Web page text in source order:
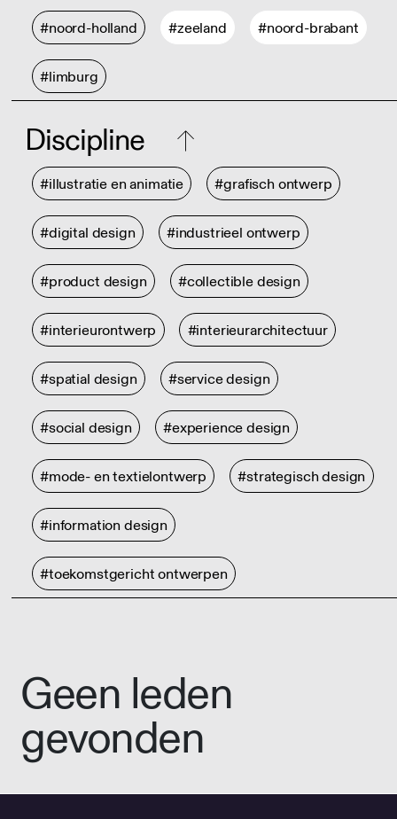
#noord-holland #zeeland #noord-brabant
#limburg
Discipline
#illustratie en animatie #grafisch ontwerp
#digital design #industrieel ontwerp
#product design #collectible design
#interieurontwerp #interieurarchitectuur
#spatial design #service design
#social design #experience design
#mode- en textielontwerp #strategisch design
#information design
#toekomstgericht ontwerpen
Geen leden
gevonden